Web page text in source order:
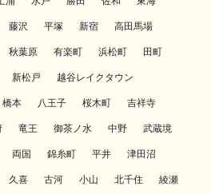
藤沢 平塚 新宿 高田馬場
秋葉原 有楽町 浜松町 田町
新松戸 越谷レイクタウン
橋本 八王子 桜木町 吉祥寺
竜王 御茶ノ水 中野 武蔵境
両国 錦糸町 平井 津田沼
久喜 古河 小山 北千住 綾瀬